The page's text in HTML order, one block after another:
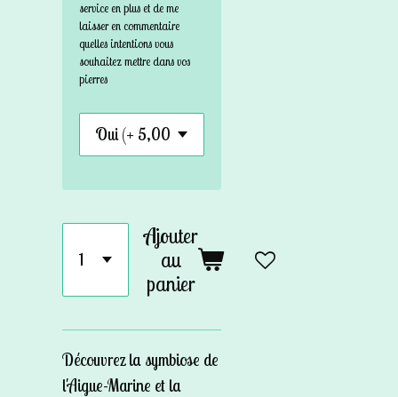
service en plus et de me
laisser en commentaire
quelles intentions vous
souhaitez mettre dans vos
pierres
Ajouter
au
panier
Découvrez la symbiose de
l'Aigue-Marine et la